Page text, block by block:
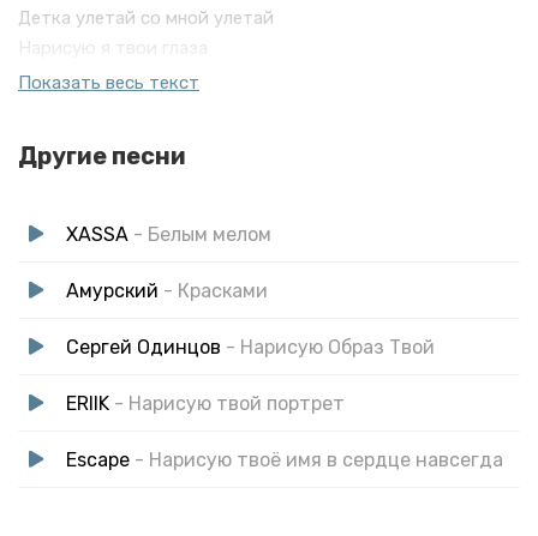
Детка улетай со мной улетай
Нарисую я твои глаза
Нарисую я твои слова
Показать весь текст
Другие песни
XASSA - Белым мелом
Амурский - Красками
Сергей Одинцов - Нарисую Образ Твой
ERIIK - Нарисую твой портрет
Escape - Нарисую твоё имя в сердце навсегда